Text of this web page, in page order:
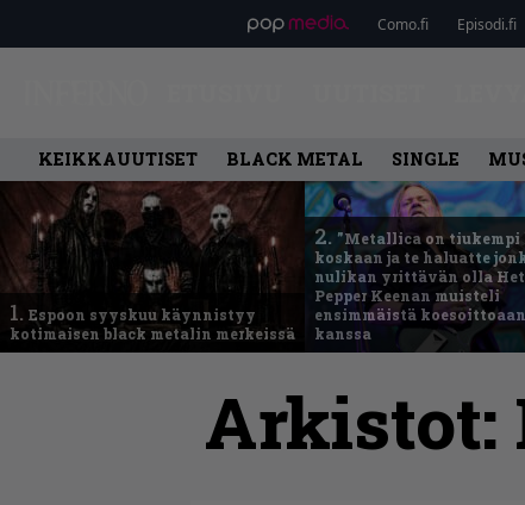
Como.fi Episodi.fi
KEIKKAUUTISET BLACK METAL SINGLE
1. Espoon syyskuu käynnistyy
kotimaisen black metalin merkeissä
2. ”Metallica on tiukempi
koskaan ja te haluatte
nulikan yrittävän olla
Pepper Keenan muisteli
ensimmäistä
kanssa
Arkistot: